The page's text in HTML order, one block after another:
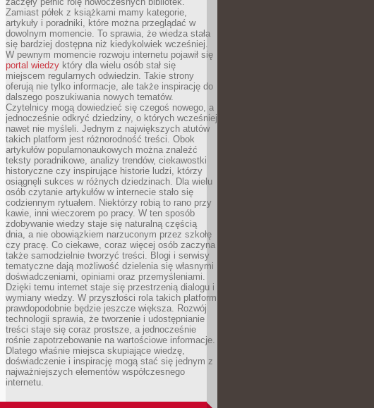
Zamiast półek z książkami mamy kategorie,
artykuły i poradniki, które można przeglądać w
dowolnym momencie. To sprawia, że wiedza stała
się bardziej dostępna niż kiedykolwiek wcześniej.
W pewnym momencie rozwoju internetu pojawił się
portal wiedzy który dla wielu osób stał się
miejscem regularnych odwiedzin. Takie strony
oferują nie tylko informacje, ale także inspirację do
dalszego poszukiwania nowych tematów.
Czytelnicy mogą dowiedzieć się czegoś nowego, a
jednocześnie odkryć dziedziny, o których wcześniej
nawet nie myśleli. Jednym z największych atutów
takich platform jest różnorodność treści. Obok
artykułów popularnonaukowych można znaleźć
teksty poradnikowe, analizy trendów, ciekawostki
historyczne czy inspirujące historie ludzi, którzy
osiągnęli sukces w różnych dziedzinach. Dla wielu
osób czytanie artykułów w internecie stało się
codziennym rytuałem. Niektórzy robią to rano przy
kawie, inni wieczorem po pracy. W ten sposób
zdobywanie wiedzy staje się naturalną częścią
dnia, a nie obowiązkiem narzuconym przez szkołę
czy pracę. Co ciekawe, coraz więcej osób zaczyna
także samodzielnie tworzyć treści. Blogi i serwisy
tematyczne dają możliwość dzielenia się własnymi
doświadczeniami, opiniami oraz przemyśleniami.
Dzięki temu internet staje się przestrzenią dialogu i
wymiany wiedzy. W przyszłości rola takich platform
prawdopodobnie będzie jeszcze większa. Rozwój
technologii sprawia, że tworzenie i udostępnianie
treści staje się coraz prostsze, a jednocześnie
rośnie zapotrzebowanie na wartościowe informacje.
Dlatego właśnie miejsca skupiające wiedzę,
doświadczenie i inspirację mogą stać się jednym z
najważniejszych elementów współczesnego
internetu.